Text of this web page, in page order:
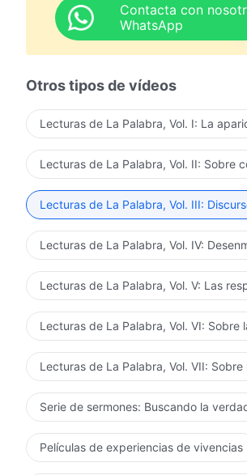
Contacta con
WhatsApp
Otros tipos de vídeos
Lecturas de La Palabra, Vol. I: La
Lecturas de La Palabra, Vol. II: Sobre
Lecturas de La Palabra, Vol. III:
Lecturas de La Palabra, Vol. IV:
Lecturas de La Palabra, Vol. V: Las
Lecturas de La Palabra, Vol. VI:
Lecturas de La Palabra, Vol. VII:
Serie de sermones: Buscando la
Películas de experiencias de vivencias